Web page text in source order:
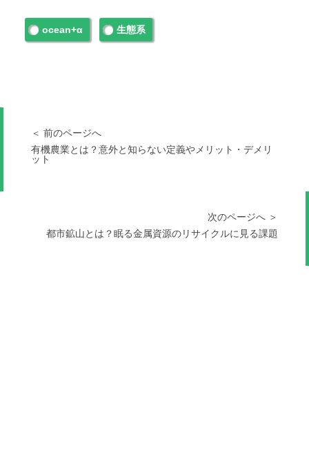
ocean+α 生態系
＜ 前のページへ
有機農業とは？意外と知らない定義やメリット・デメリ
ット
次のページへ ＞
都市鉱山とは？眠る金属資源のリサイクルに見る課題